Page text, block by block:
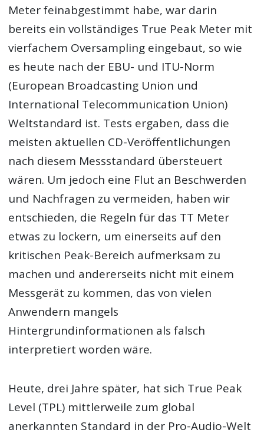
Meter feinabgestimmt habe, war darin
bereits ein vollständiges True Peak Meter mit
vierfachem Oversampling eingebaut, so wie
es heute nach der EBU- und ITU-Norm
(European Broadcasting Union und
International Telecommunication Union)
Weltstandard ist. Tests ergaben, dass die
meisten aktuellen CD-Veröffentlichungen
nach diesem Messstandard übersteuert
wären. Um jedoch eine Flut an Beschwerden
und Nachfragen zu vermeiden, haben wir
entschieden, die Regeln für das TT Meter
etwas zu lockern, um einerseits auf den
kritischen Peak-Bereich aufmerksam zu
machen und andererseits nicht mit einem
Messgerät zu kommen, das von vielen
Anwendern mangels
Hintergrundinformationen als falsch
interpretiert worden wäre.
Heute, drei Jahre später, hat sich True Peak
Level (TPL) mittlerweile zum global
anerkannten Standard in der Pro-Audio-Welt